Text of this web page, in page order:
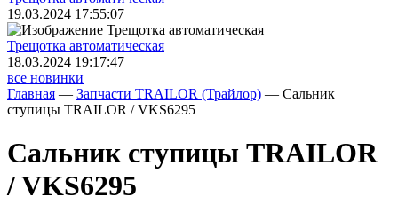
19.03.2024 17:55:07
Трещoтка автоматическая
18.03.2024 19:17:47
все новинки
Главная — Запчасти TRAILOR (Трайлор) — Сальник
ступицы TRAILOR / VKS6295
Сальник ступицы TRAILOR
/ VKS6295